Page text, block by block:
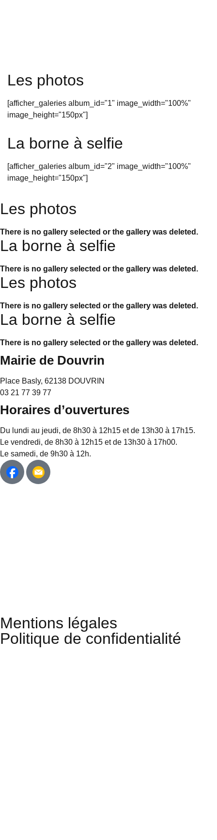
Les photos
[afficher_galeries album_id="1" image_width="100%"
image_height="150px"]
La borne à selfie
[afficher_galeries album_id="2" image_width="100%"
image_height="150px"]
Les photos
There is no gallery selected or the gallery was deleted.
La borne à selfie
There is no gallery selected or the gallery was deleted.
Les photos
There is no gallery selected or the gallery was deleted.
La borne à selfie
There is no gallery selected or the gallery was deleted.
Mairie de Douvrin
Place Basly, 62138 DOUVRIN
03 21 77 39 77
Horaires d’ouvertures
Du lundi au jeudi, de 8h30 à 12h15 et de 13h30 à 17h15.
Le vendredi, de 8h30 à 12h15 et de 13h30 à 17h00.
Le samedi, de 9h30 à 12h.
Mentions légales
Politique de confidentialité